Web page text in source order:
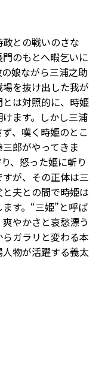
との戦いのさな
のもとへ暇乞いに
娘ながら三浦之助
を抜け出した我が
は対照的に、時姫
ます。しかし三浦
、嘆く時姫のとこ
郎がやってきま
、怒った姫に斬り
が、その正体は三
夫との間で時姫は
す。“三姫”と呼ば
やかさと哀愁漂う
ガラリと変わる本
物が活躍する義太